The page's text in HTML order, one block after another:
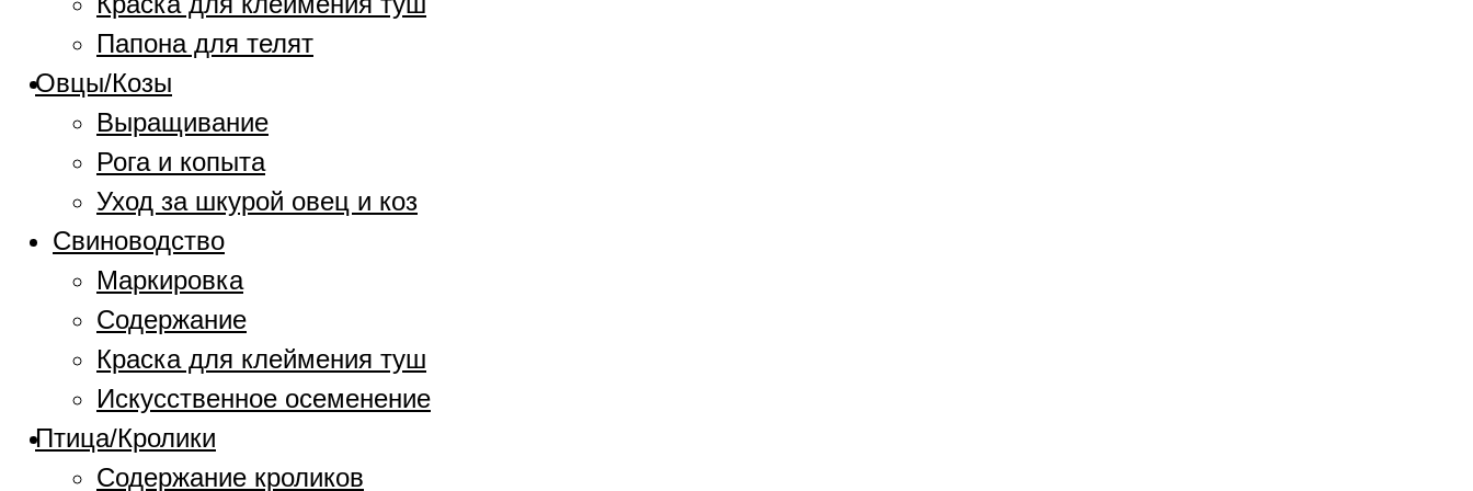
Папона для телят
Овцы/Козы
Выращивание
Рога и копыта
Уход за шкурой овец и коз
Свиноводство
Маркировка
Содержание
Краска для клеймения туш
Искусственное осеменение
Птица/Кролики
Содержание кроликов